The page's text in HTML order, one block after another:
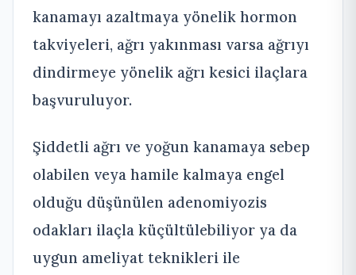
kanamayı azaltmaya yönelik hormon
takviyeleri, ağrı yakınması varsa ağrıyı
dindirmeye yönelik ağrı kesici ilaçlara
başvuruluyor.
Şiddetli ağrı ve yoğun kanamaya sebep
olabilen veya hamile kalmaya engel
olduğu düşünülen adenomiyozis
odakları ilaçla küçültülebiliyor ya da
uygun ameliyat teknikleri ile